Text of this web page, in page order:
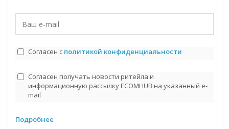
Согласен с политикой конфиденциальности
Согласен получать новости ритейла и
информационную рассылку ECOMHUB на указанный e-
mail
Подробнее